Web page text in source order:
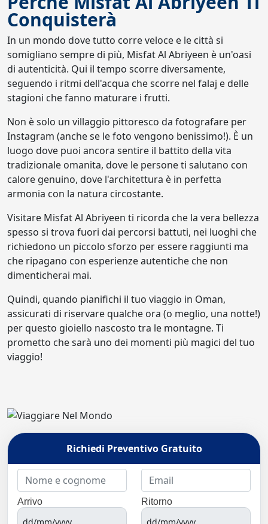
Conquisterà
In un mondo dove tutto corre veloce e le città si
somigliano sempre di più, Misfat Al Abriyeen è un'oasi
di autenticità. Qui il tempo scorre diversamente,
seguendo i ritmi dell'acqua che scorre nel falaj e delle
stagioni che fanno maturare i frutti.
Non è solo un villaggio pittoresco da fotografare per
Instagram (anche se le foto vengono benissimo!). È un
luogo dove puoi ancora sentire il battito della vita
tradizionale omanita, dove le persone ti salutano con
calore genuino, dove l'architettura è in perfetta
armonia con la natura circostante.
Visitare Misfat Al Abriyeen ti ricorda che la vera bellezza
spesso si trova fuori dai percorsi battuti, nei luoghi che
richiedono un piccolo sforzo per essere raggiunti ma
che ripagano con esperienze autentiche che non
dimenticherai mai.
Quindi, quando pianifichi il tuo viaggio in Oman,
assicurati di riservare qualche ora (o meglio, una notte!)
per questo gioiello nascosto tra le montagne. Ti
prometto che sarà uno dei momenti più magici del tuo
viaggio!
Richiedi Preventivo Gratuito
Arrivo Ritorno